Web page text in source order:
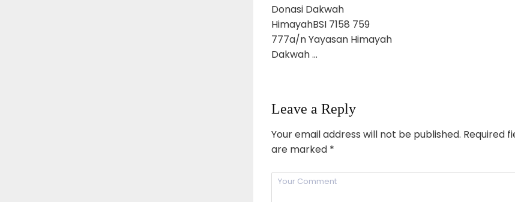
Donasi Dakwah
HimayahBSI 7158 759
777a/n Yayasan Himayah
Dakwah …
Leave a Reply
Your email address will not be published. Required
are marked *